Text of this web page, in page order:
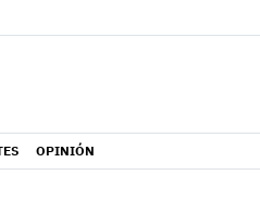
OPINIÓN